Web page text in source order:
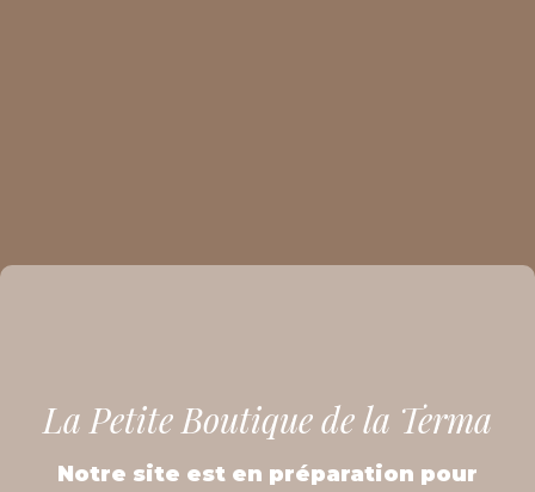
La Petite Boutique de la Terma
Notre site est en préparation pour